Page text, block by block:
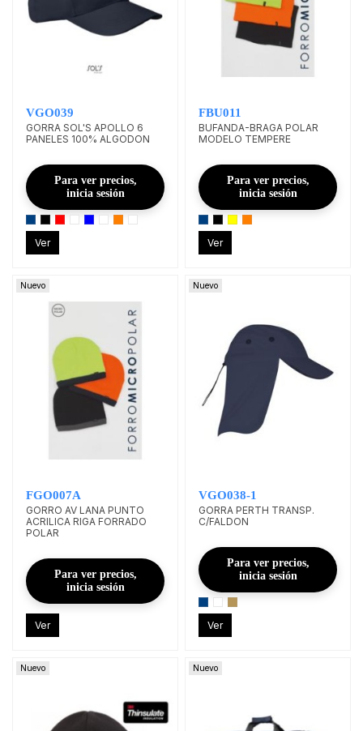
VGO039
GORRA SOL'S APOLLO 6
PANELES 100% ALGODON
Para ver precios,
inicia sesión
Ver
FBU011
BUFANDA-BRAGA POLAR
MODELO TEMPERE
Para ver precios,
inicia sesión
Ver
Nuevo
FGO007A
GORRO AV LANA PUNTO
ACRILICA RIGA FORRADO
POLAR
Para ver precios,
inicia sesión
Ver
Nuevo
VGO038-1
GORRA PERTH TRANSP.
C/FALDON
Para ver precios,
inicia sesión
Ver
Nuevo Nuevo